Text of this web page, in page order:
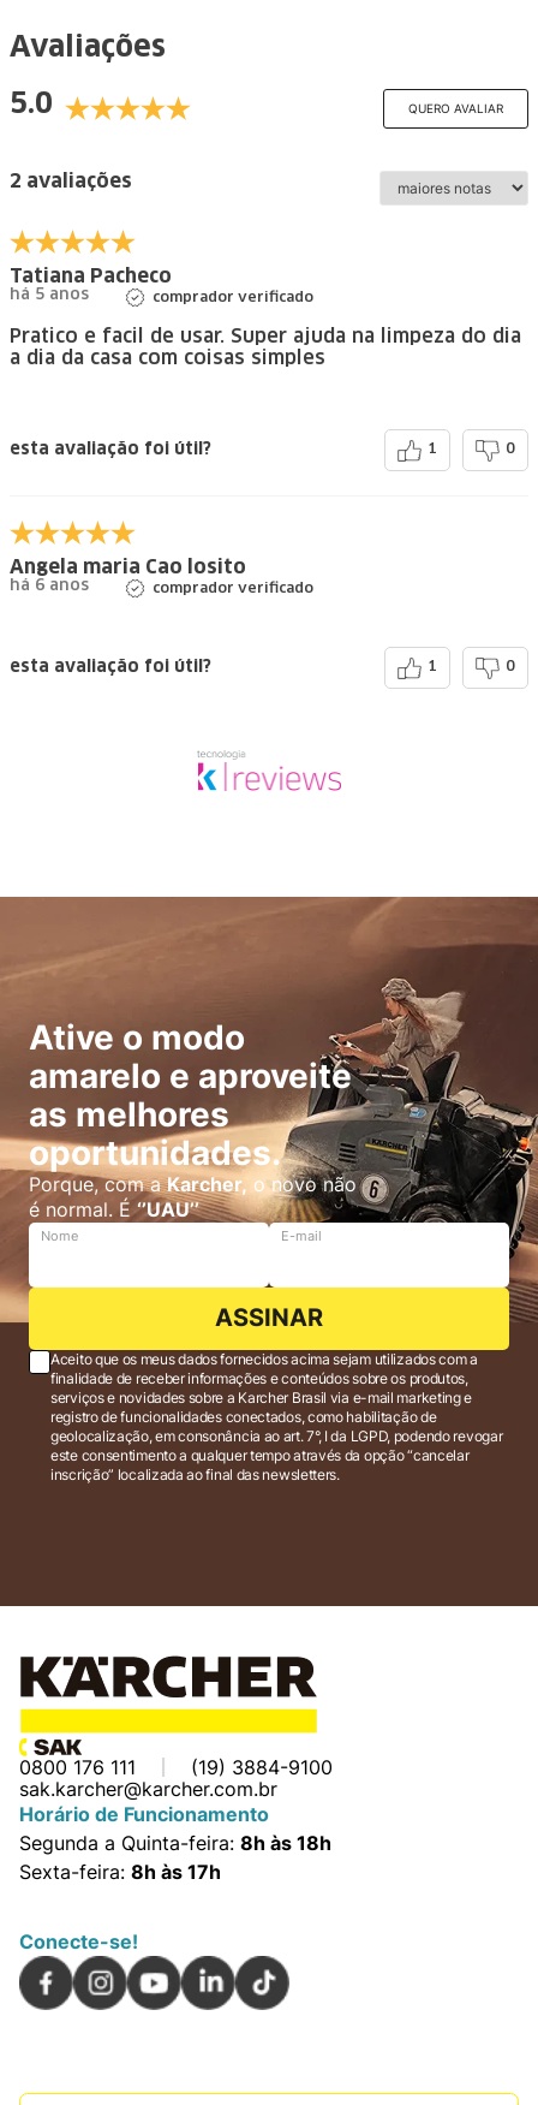
Avaliações
5.0
QUERO AVALIAR
2 avaliações
Tatiana Pacheco
há 5 anos comprador verificado
Pratico e facil de usar. Super ajuda na limpeza do dia
a dia da casa com coisas simples
esta avaliação foi útil? 1 0
Angela maria Cao losito
há 6 anos comprador verificado
esta avaliação foi útil? 1 0
Ative o modo
amarelo e aproveite
as melhores
oportunidades.
Porque, com aKarcher, o novo não
é normal. É‘’UAU’’
Nome E-mail
ASSINAR
Aceito que os meus dados fornecidos acima sejam utilizados com a
finalidade de receber informações e conteúdos sobre os produtos,
serviços e novidades sobre a Karcher Brasil via e-mail marketing e
registro de funcionalidades conectados, como habilitação de
geolocalização, em consonância ao art. 7°, I da LGPD, podendo revogar
este consentimento a qualquer tempo através da opção “cancelar
inscrição” localizada ao final das newsletters.
0800 176 111
(19) 3884-9100
sak.karcher@karcher.com.br
Horário de Funcionamento
Segunda a Quinta-feira: 8h às 18h
Sexta-feira: 8h às 17h
Conecte-se!